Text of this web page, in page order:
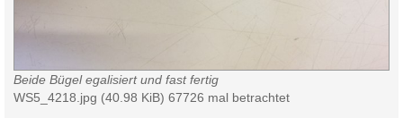
Beide Bügel egalisiert und fast fertig
WS5_4218.jpg (40.98 KiB) 67726 mal betrachtet